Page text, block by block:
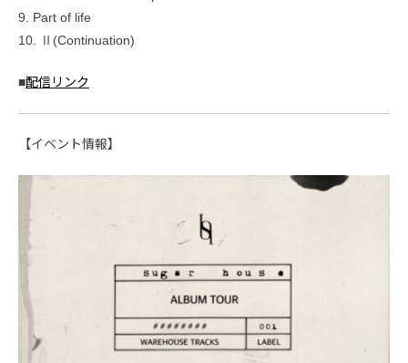
9. Part of life
10. Ⅱ(Continuation)
■配信リンク
【イベント情報】